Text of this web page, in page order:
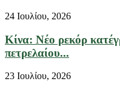
24 Ιουλίου, 2026
Κίνα: Νέο ρεκόρ
πετρελαίου...
23 Ιουλίου, 2026